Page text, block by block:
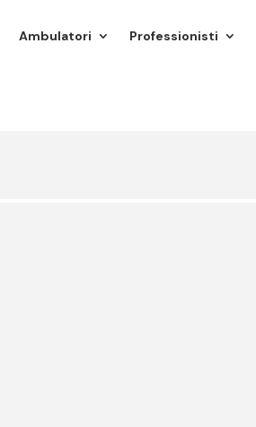
Ambulatori Professionisti